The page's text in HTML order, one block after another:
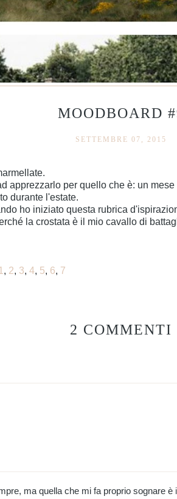
MOODBOARD
SETTEMBRE 07, 2015
apprezzarlo per quello che è: un
durante l'estate.
ho iniziato questa rubrica
la crostata è il mio cavallo di
, 2, 3, 4, 5, 6, 7
2 COMMENTI
ma quella che mi fa proprio sognare